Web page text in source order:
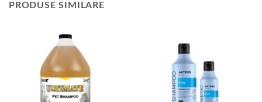
PRODUSE SIMILARE